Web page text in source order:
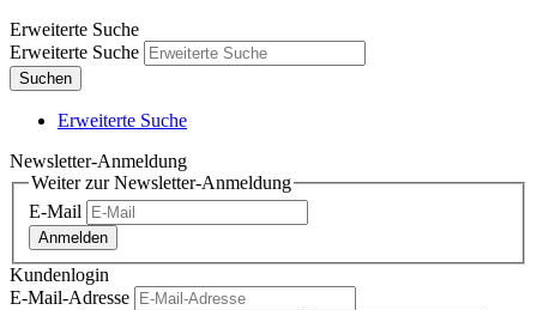
Erweiterte Suche
Erweiterte Suche
Suchen
Erweiterte Suche
Newsletter-Anmeldung
Weiter zur Newsletter-Anmeldung
E-Mail
Anmelden
Kundenlogin
E-Mail-Adresse